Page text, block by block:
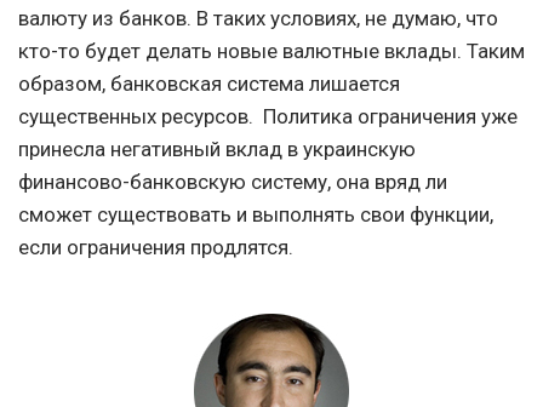
валюту из банков. В таких условиях, не думаю, что
кто-то будет делать новые валютные вклады. Таким
образом, банковская система лишается
существенных ресурсов. Политика ограничения уже
принесла негативный вклад в украинскую
финансово-банковскую систему, она вряд ли
сможет существовать и выполнять свои функции,
если ограничения продлятся.